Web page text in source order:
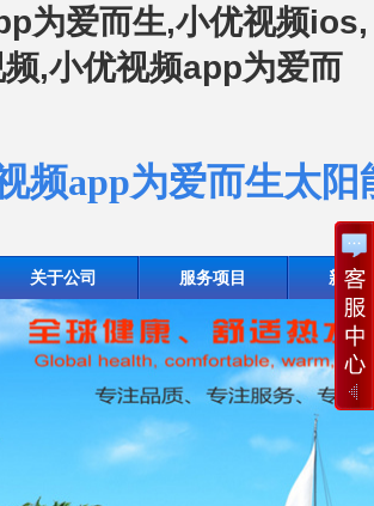
为爱而生,小优视频ios,
频,小优视频app为爱而
频app为爱而生太阳
关于公司 服务项目 新闻